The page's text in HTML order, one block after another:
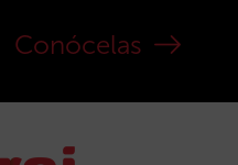
Conócelas